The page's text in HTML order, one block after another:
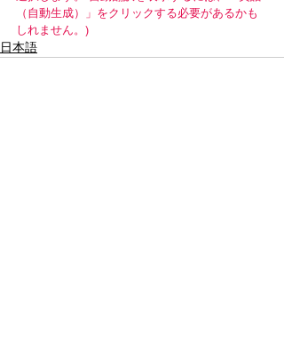
（自動生成）」をクリックする必要があるかも
しれません。)
日本語